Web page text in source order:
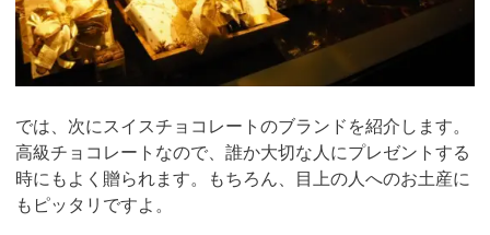
では、次にスイスチョコレートのブランドを紹介します。
高級チョコレートなので、誰か大切な人にプレゼントする
時にもよく贈られます。もちろん、目上の人へのお土産に
もピッタリですよ。